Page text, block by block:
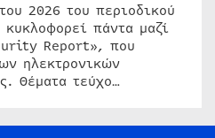
2026 του περιοδικού
πάντα μαζί
Report», που
ηλεκτρονικών
Θέματα τεύχο…